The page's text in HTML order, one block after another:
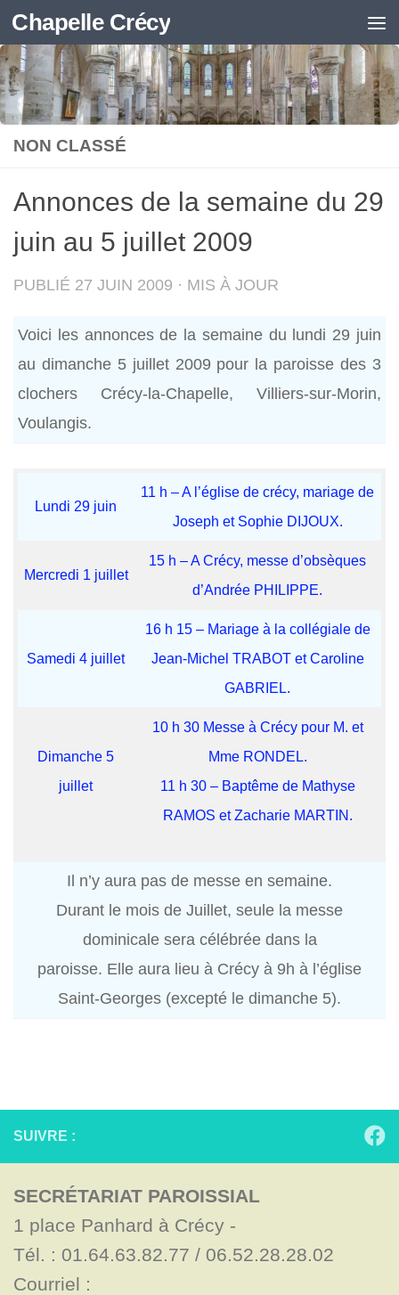
Skip to content
Chapelle Crécy
NON CLASSÉ
Annonces de la semaine du 29
juin au 5 juillet 2009
PUBLIÉ 27 JUIN 2009 · MIS À JOUR
Voici les annonces de la semaine du lundi 29 juin
au dimanche 5 juillet 2009 pour la paroisse des 3
clochers Crécy-la-Chapelle, Villiers-sur-Morin,
Voulangis.
Lundi 29 juin
11 h – A l’église de crécy, mariage de
Joseph et Sophie DIJOUX.
Mercredi 1 juillet
15 h – A Crécy, messe d’obsèques
d’Andrée PHILIPPE.
Samedi 4 juillet
16 h 15 – Mariage à la collégiale de
Jean-Michel TRABOT et Caroline
GABRIEL.
Dimanche 5
juillet
10 h 30 Messe à Crécy pour M. et
Mme RONDEL.
11 h 30 – Baptême de Mathyse
RAMOS et Zacharie MARTIN.
Il n’y aura pas de messe en semaine.
Durant le mois de Juillet, seule la messe
dominicale sera célébrée dans la
paroisse. Elle aura lieu à Crécy à 9h à l’église
Saint-Georges (excepté le dimanche 5).
SUIVRE :
SECRÉTARIAT PAROISSIAL
1 place Panhard à Crécy -
Tél. : 01.64.63.82.77 / 06.52.28.28.02
Courriel :